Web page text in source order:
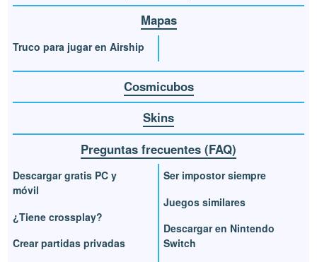
Mapas
Truco para jugar en Airship
Cosmicubos
Skins
Preguntas frecuentes (FAQ)
Descargar gratis PC y
móvil
¿Tiene crossplay?
Crear partidas privadas
Ser impostor siempre
Juegos similares
Descargar en Nintendo
Switch